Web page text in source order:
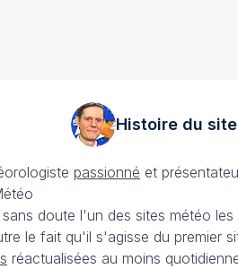
Histoire du
passionné et
doute l'un des sites météo
le fait qu'il s'agisse du premier
réactualisées au moins